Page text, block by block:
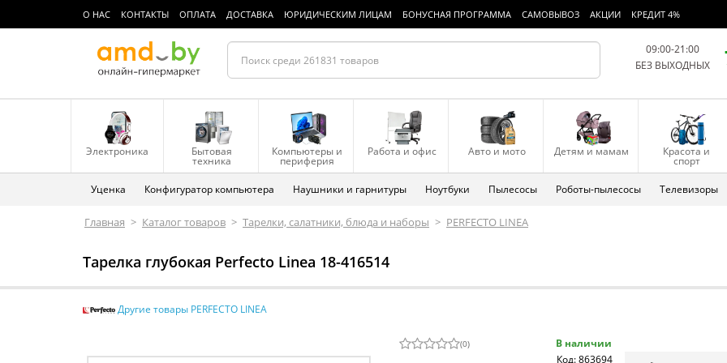
О НАС КОНТАКТЫ ОПЛАТА ДОСТАВКА ЮРИДИЧЕСКИМ ЛИЦАМ БОНУСНАЯ ПРОГРАММА САМОВЫВОЗ АКЦИИ КРЕДИТ 4%
09:00-21:00
БЕЗ ВЫХОДНЫХ
Электроника Бытовая
техника
Компьютеры и
периферия
Работа и офис Авто и мото Детям и мамам Красота и
спорт
Уценка Конфигуратор компьютера Наушники и гарнитуры Ноутбуки Пылесосы Роботы-пылесосы Телевизоры
Главная > Каталог товаров > Тарелки, салатники, блюда и наборы > PERFECTO LINEA
Тарелка глубокая Perfecto Linea 18-416514
Другие товары PERFECTO LINEA
(0)
В наличии
Код: 863694